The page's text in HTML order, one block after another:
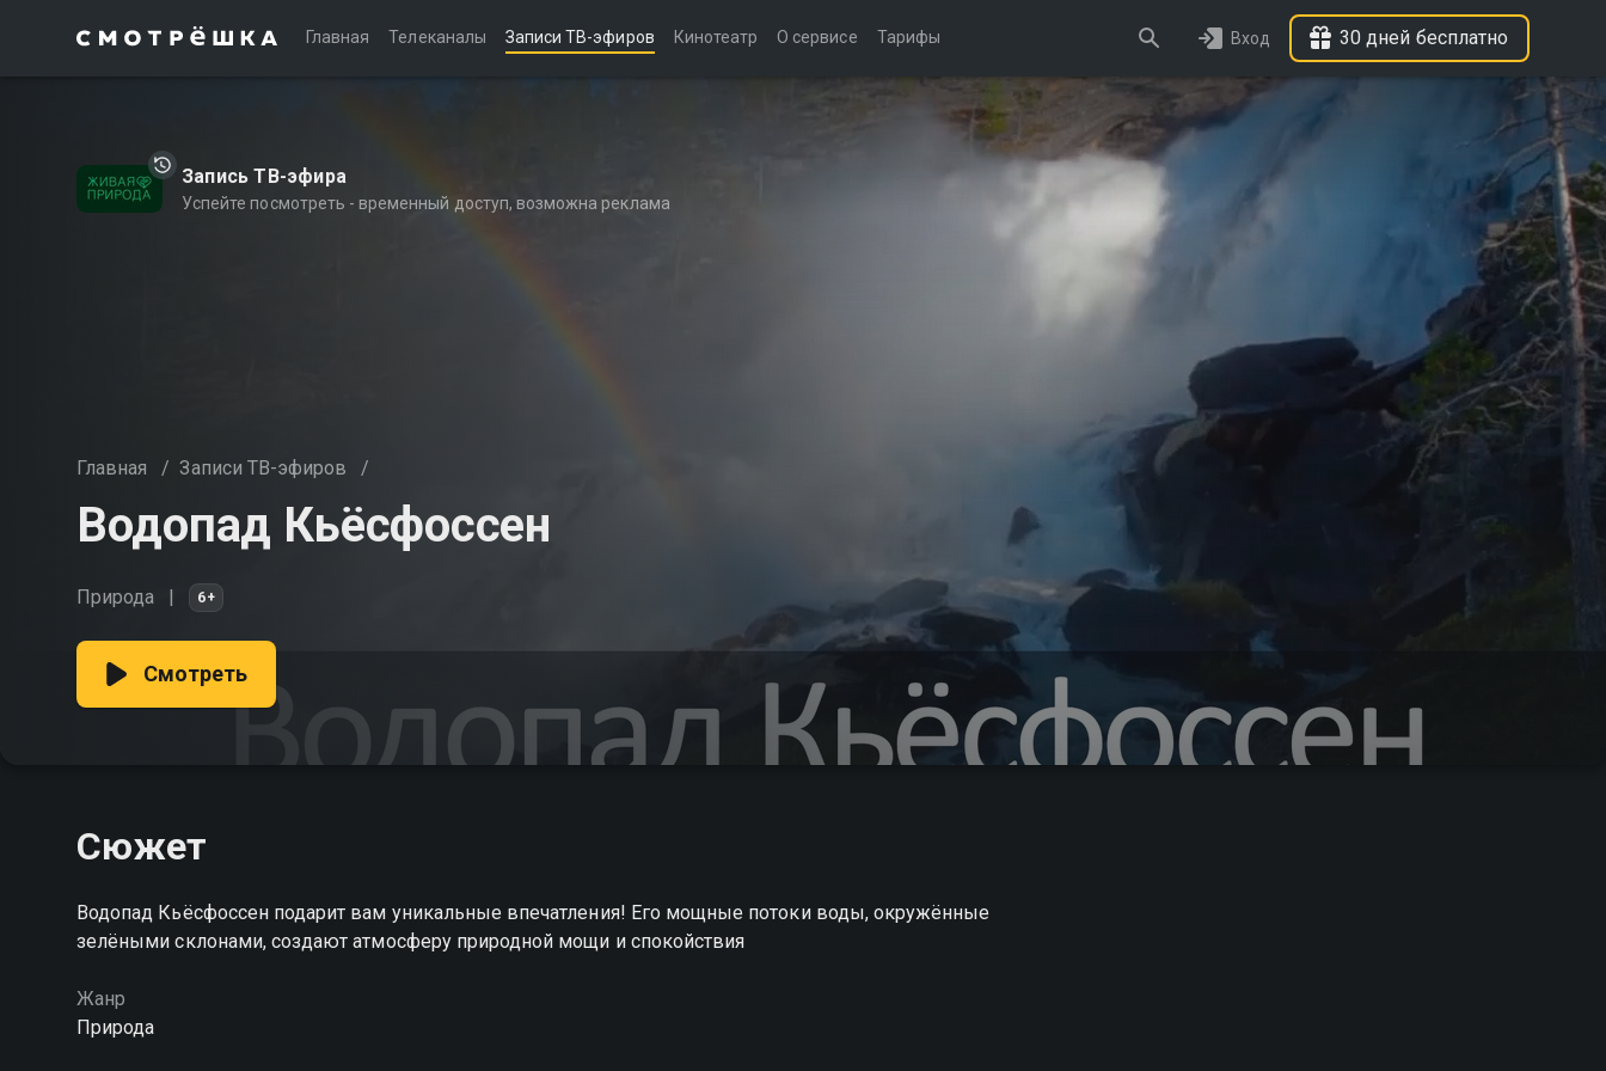
Главная Телеканалы Записи ТВ-эфиров Кинотеатр О сервисе Тарифы Вход 30 дней бесплатно
Запись ТВ-эфира
Успейте посмотреть - временный доступ, возможна реклама
Главная / Записи ТВ-эфиров /
Водопад Кьёсфоссен
Природа 6+
Смотреть
Сюжет
Водопад Кьёсфоссен подарит вам уникальные впечатления! Его мощные потоки воды, окружённые
зелёными склонами, создают атмосферу природной мощи и спокойствия
Жанр
Природа